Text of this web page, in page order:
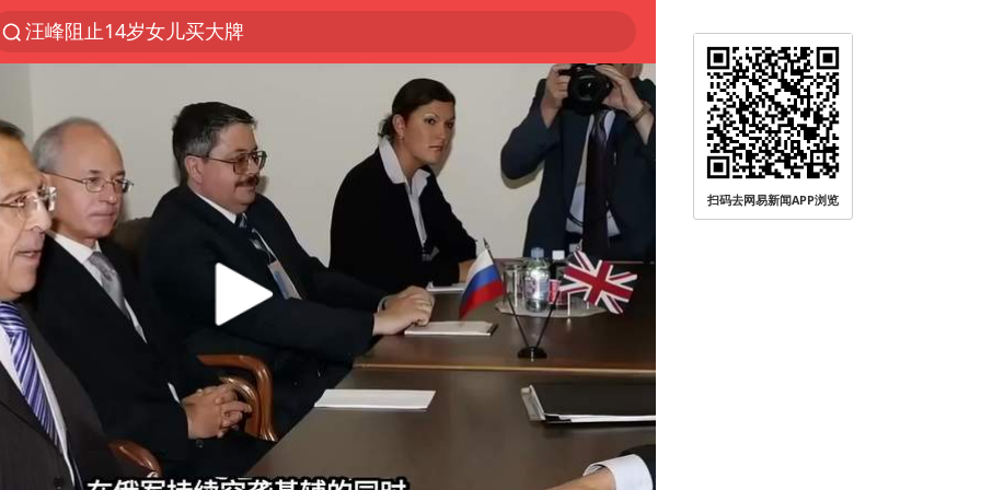
汪峰阻止14岁女儿买大牌
陕西省委书记赶赴柞水县杏坪镇
朱雨玲晋级WTT横滨冠军赛女单八强
27岁女子组织卖淫集团被悬赏通缉
美国将对多晶硅衍生品加征15%关税
泰国校园枪击案死亡人数升至7人
广岛核爆81周年央视播《奥本海默》
官方通报教师招聘笔试前13名被淘汰
女孩摆摊卖菌子时收到北大通知书
改名后的“青海拉面”店
扫码去网易新闻APP浏览